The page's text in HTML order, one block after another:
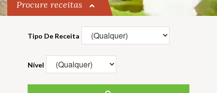
Procure receitas
Tipo De Receita
Nível